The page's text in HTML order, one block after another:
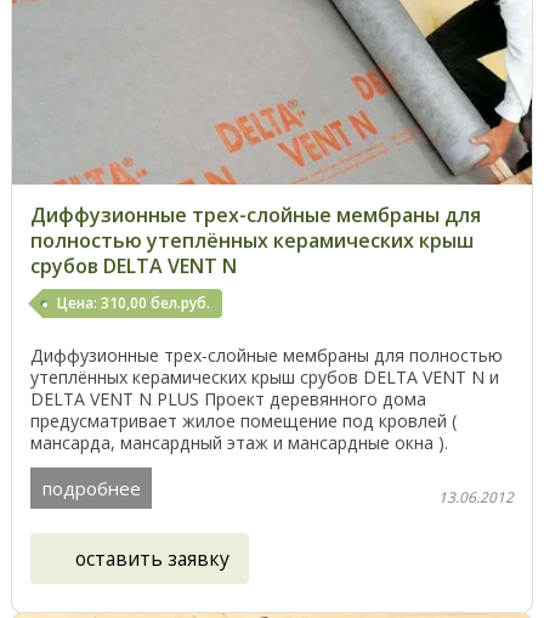
Диффузионные трех-слойные мембраны для
полностью утеплённых керамических крыш
срубов DELTA VENT N
Цена: 310,00 бел.руб.
Диффузионные трех-слойные мембраны для полностью
утеплённых керамических крыш срубов DELTA VENT N и
DELTA VENT N PLUS Проект деревянного дома
предусматривает жилое помещение под кровлей (
мансарда, мансардный этаж и мансардные окна ).
Утепление ...
подробнее 13.06.2012
оставить заявку